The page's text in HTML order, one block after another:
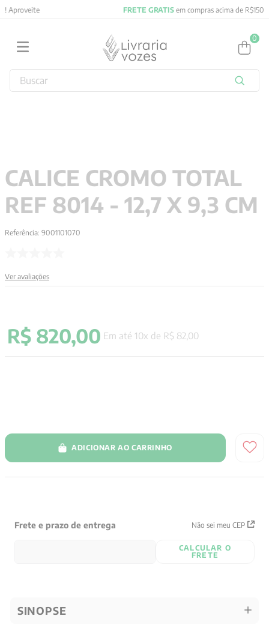
em compras acima de R$150! Aproveite
0
Buscar
CALICE CROMO TOTAL
REF 8014 - 12,7 X 9,3 CM
Referência: 9001101070
Ver avaliações
R$ 820,00 Em até 10x de R$ 82 00
ADICIONAR AO CARRINHO
Frete e prazo de entrega Não sei meu CEP
CALCULAR O
FRETE
SINOPSE
4º jung
5º byung chul han